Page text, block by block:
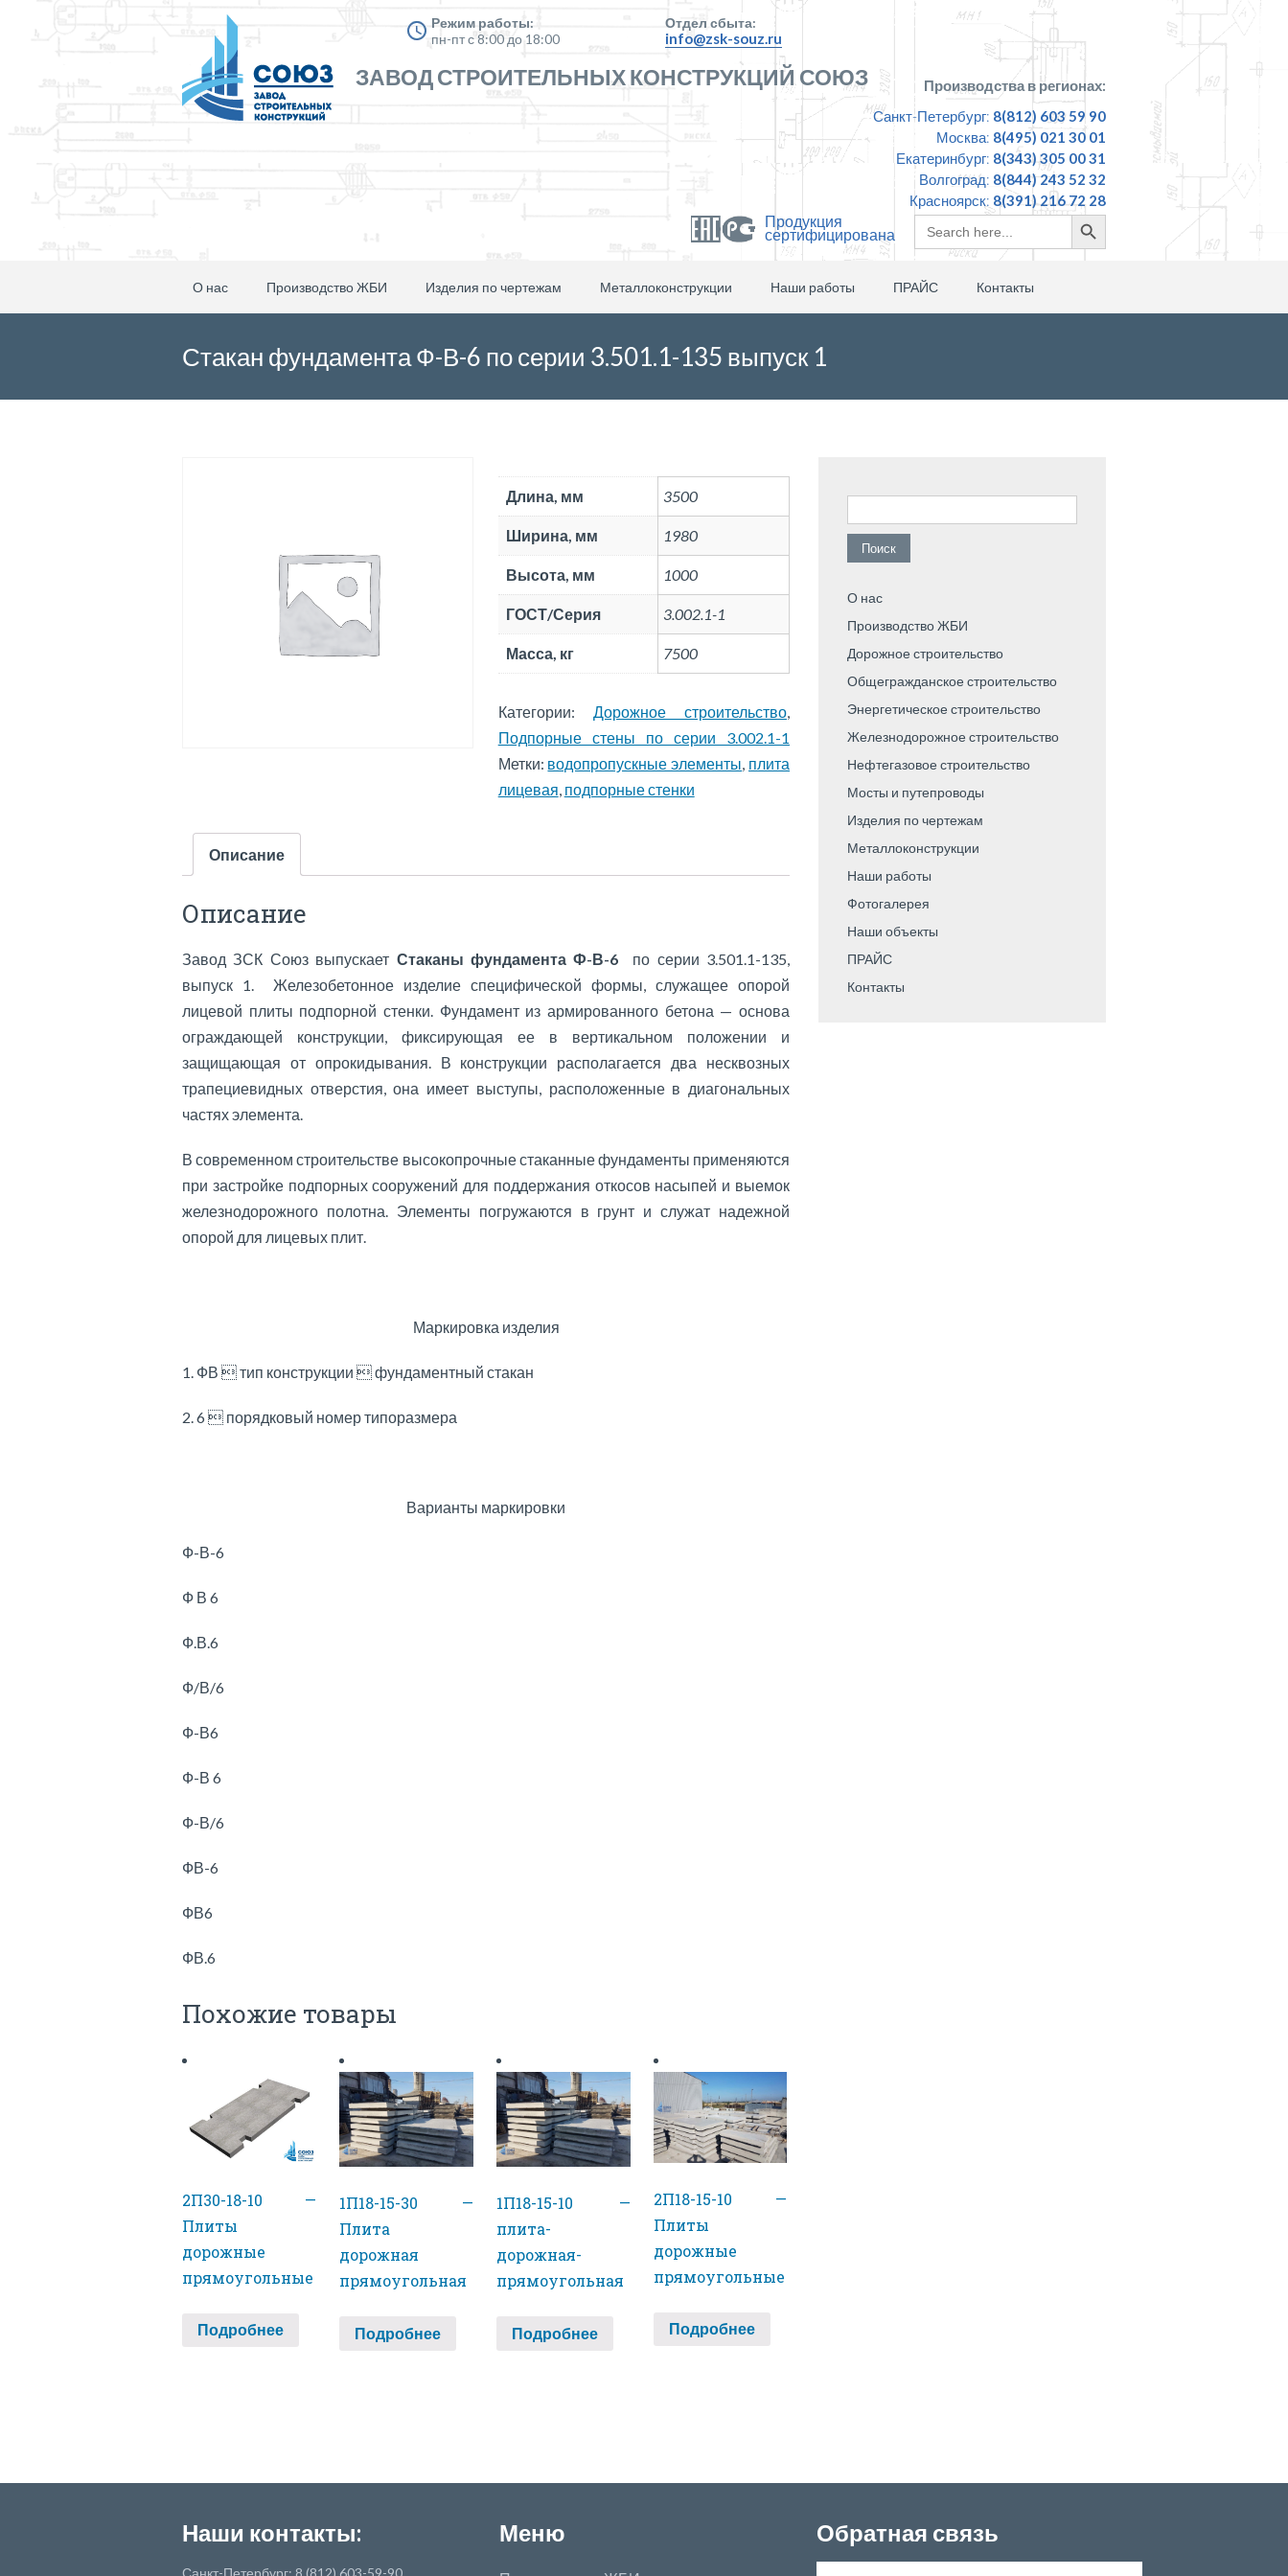
Режим работы:
пн-пт с 8:00 до 18:00
Отдел сбыта:
info@zsk-souz.ru
ЗАВОД СТРОИТЕЛЬНЫХ КОНСТРУКЦИЙ СОЮЗ
Производства в регионах:
Санкт-Петербург: 8(812) 603 59 90
Москва: 8(495) 021 30 01
Екатеринбург: 8(343) 305 00 31
Волгоград: 8(844) 243 52 32
Красноярск: 8(391) 216 72 28
Продукция
сертифицирована
Search
for:
Search
Button
О нас Производство ЖБИ Изделия по чертежам Металлоконструкции Наши работы ПРАЙС Контакты
Стакан фундамента Ф-В-6 по серии 3.501.1-135 выпуск 1
Длина, мм 3500
Ширина, мм 1980
Высота, мм 1000
ГОСТ/Серия 3.002.1-1
Масса, кг 7500
Категории: Дорожное строительство,
Подпорные стены по серии 3.002.1-1
Метки: водопропускные элементы, плита
лицевая, подпорные стенки
Описание
Описание
Завод ЗСК Союз выпускает Стаканы фундамента Ф-В-6
по серии 3.501.1-135,
выпуск 1. Железобетонное изделие специфической формы, служащее опорой
лицевой плиты подпорной стенки. Фундамент из армированного бетона — основа
ограждающей конструкции, фиксирующая ее в вертикальном положении и
защищающая от опрокидывания. В конструкции располагается два несквозных
трапециевидных отверстия, она имеет выступы, расположенные в диагональных
частях элемента.
В современном строительстве высокопрочные стаканные фундаменты применяются
при застройке подпорных сооружений для поддержания откосов насыпей и выемок
железнодорожного полотна. Элементы погружаются в грунт и служат надежной
опорой для лицевых плит.
Маркировка изделия
1. ФВ  тип конструкции  фундаментный стакан
2. 6  порядковый номер типоразмера
Варианты маркировки
Ф-В-6
Ф В 6
Ф.В.6
Ф/В/6
Ф-В6
Ф-В 6
Ф-В/6
ФВ-6
ФВ6
ФВ.6
Похожие товары
2П30-18-10 —
Плиты
дорожные
прямоугольные
Подробнее
1П18-15-30 —
Плита
дорожная
прямоугольная
Подробнее
1П18-15-10 —
плита-
дорожная-
прямоугольная
Подробнее
2П18-15-10 —
Плиты
дорожные
прямоугольные
Подробнее
Найти:
О нас
Производство ЖБИ
Дорожное строительство
Общегражданское строительство
Энергетическое строительство
Железнодорожное строительство
Нефтегазовое строительство
Мосты и путепроводы
Изделия по чертежам
Металлоконструкции
Наши работы
Фотогалерея
Наши объекты
ПРАЙС
Контакты
Наши контакты:
Санкт-Петербург: 8 (812) 603-59-90
Меню Обратная связь